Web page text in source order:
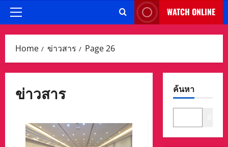
Primary
WATCH ONLINE
Home ข่าวสาร Page 26
ข่าวสาร ค้นหา